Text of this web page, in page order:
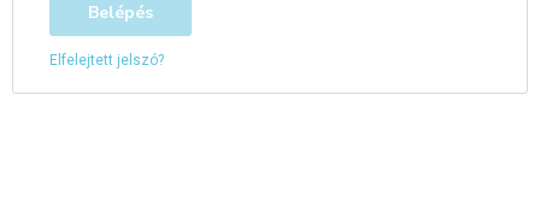
Belépés
Elfelejtett jelszó?